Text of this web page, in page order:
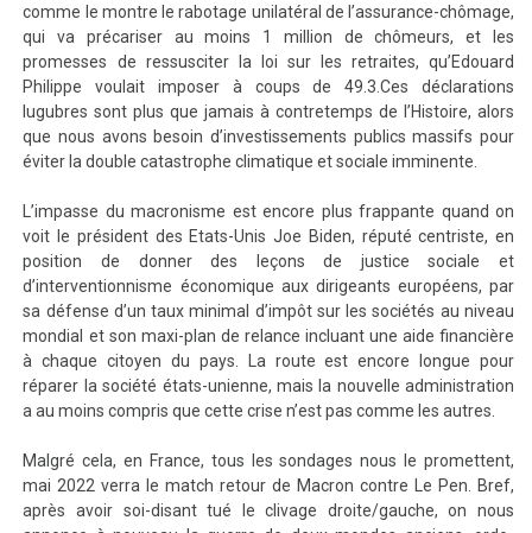
comme le montre le rabotage unilatéral de l’assurance-chômage,
qui va précariser au moins 1 million de chômeurs, et les
promesses de ressusciter la loi sur les retraites, qu’Edouard
Philippe voulait imposer à coups de 49.3.Ces déclarations
lugubres sont plus que jamais à contretemps de l’Histoire, alors
que nous avons besoin d’investissements publics massifs pour
éviter la double catastrophe climatique et sociale imminente.
L’impasse du macronisme est encore plus frappante quand on
voit le président des Etats-Unis Joe Biden, réputé centriste, en
position de donner des leçons de justice sociale et
d’interventionnisme économique aux dirigeants européens, par
sa défense d’un taux minimal d’impôt sur les sociétés au niveau
mondial et son maxi-plan de relance incluant une aide financière
à chaque citoyen du pays. La route est encore longue pour
réparer la société états-unienne, mais la nouvelle administration
a au moins compris que cette crise n’est pas comme les autres.
Malgré cela, en France, tous les sondages nous le promettent,
mai 2022 verra le match retour de Macron contre Le Pen. Bref,
après avoir soi-disant tué le clivage droite/gauche, on nous